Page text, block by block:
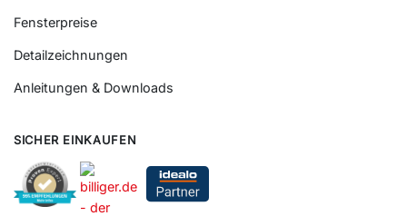
Fensterpreise
Detailzeichnungen
Anleitungen & Downloads
SICHER EINKAUFEN